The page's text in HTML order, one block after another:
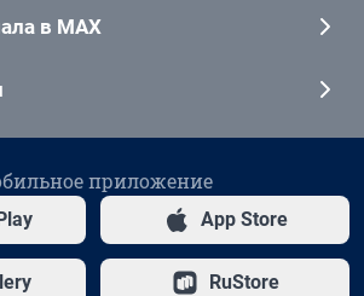
в MAX
приложение
App Store
RuStore